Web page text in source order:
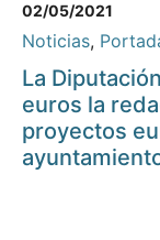
02/05/2021
Noticias,
La
euros la
proyectos